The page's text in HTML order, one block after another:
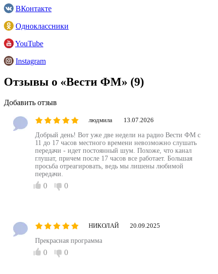
ВКонтакте
Одноклассники
YouTube
Instagram
Отзывы о «Вести ФМ» (9)
Добавить отзыв
людмила 13.07.2026
Добрый день! Вот уже две недели на радио Вести ФМ с
11 до 17 часов местного времени невозможно слушать
передачи - идет постоянный шум. Похоже, что канал
глушат, причем после 17 часов все работает. Большая
просьба отреагировать, ведь мы лишены любимой
передачи.
0 0
НИКОЛАЙ 20.09.2025
Прекрасная программа
0 0